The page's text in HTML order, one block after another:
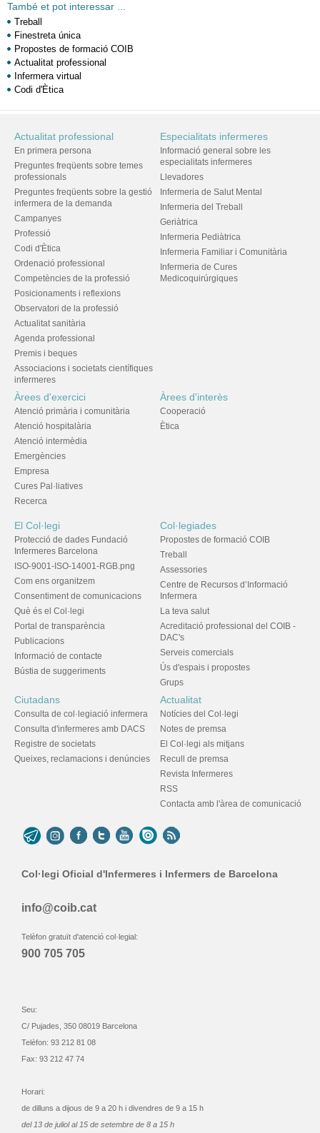
També et pot interessar ...
Treball
Finestreta única
Propostes de formació COIB
Actualitat professional
Infermera virtual
Codi d'Ètica
Actualitat professional
En primera persona
Preguntes freqüents sobre temes
professionals
Preguntes freqüents sobre la gestió
infermera de la demanda
Campanyes
Professió
Codi d'Ètica
Ordenació professional
Competències de la professió
Posicionaments i reflexions
Observatori de la professió
Actualitat sanitària
Agenda professional
Premis i beques
Associacions i societats científiques
infermeres
Especialitats infermeres
Informació general sobre les
especialitats infermeres
Llevadores
Infermeria de Salut Mental
Infermeria del Treball
Geriàtrica
Infermeria Pediàtrica
Infermeria Familiar i Comunitària
Infermeria de Cures
Medicoquirúrgiques
Àrees d'exercici
Atenció primària i comunitària
Atenció hospitalària
Atenció intermèdia
Emergències
Empresa
Cures Pal·liatives
Recerca
Àrees d'interès
Cooperació
Ètica
El Col·legi
Protecció de dades Fundació
Infermeres Barcelona
ISO-9001-ISO-14001-RGB.png
Com ens organitzem
Consentiment de comunicacions
Què és el Col·legi
Portal de transparència
Publicacions
Informació de contacte
Bústia de suggeriments
Col·legiades
Propostes de formació COIB
Treball
Assessories
Centre de Recursos d’Informació
Infermera
La teva salut
Acreditació professional del COIB -
DAC's
Serveis comercials
Ús d'espais i propostes
Grups
Ciutadans
Consulta de col·legiació infermera
Consulta d'infermeres amb DACS
Registre de societats
Queixes, reclamacions i denúncies
Actualitat
Notícies del Col·legi
Notes de premsa
El Col·legi als mitjans
Recull de premsa
Revista Infermeres
RSS
Contacta amb l'àrea de comunicació
Col·legi Oficial d'Infermeres i Infermers de Barcelona
info@coib.cat
Telèfon gratuït d'atenció col·legial:
900 705 705
Seu:
C/ Pujades, 350 08019 Barcelona
Telèfon: 93 212 81 08
Fax: 93 212 47 74
Horari:
de dilluns a dijous de 9 a 20 h i divendres de 9 a 15 h
del 13 de juliol al 15 de setembre de 8 a 15 h